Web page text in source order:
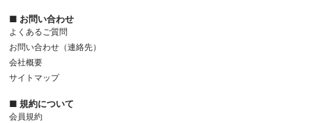
■ お問い合わせ
よくあるご質問
お問い合わせ（連絡先）
会社概要
サイトマップ
■ 規約について
会員規約